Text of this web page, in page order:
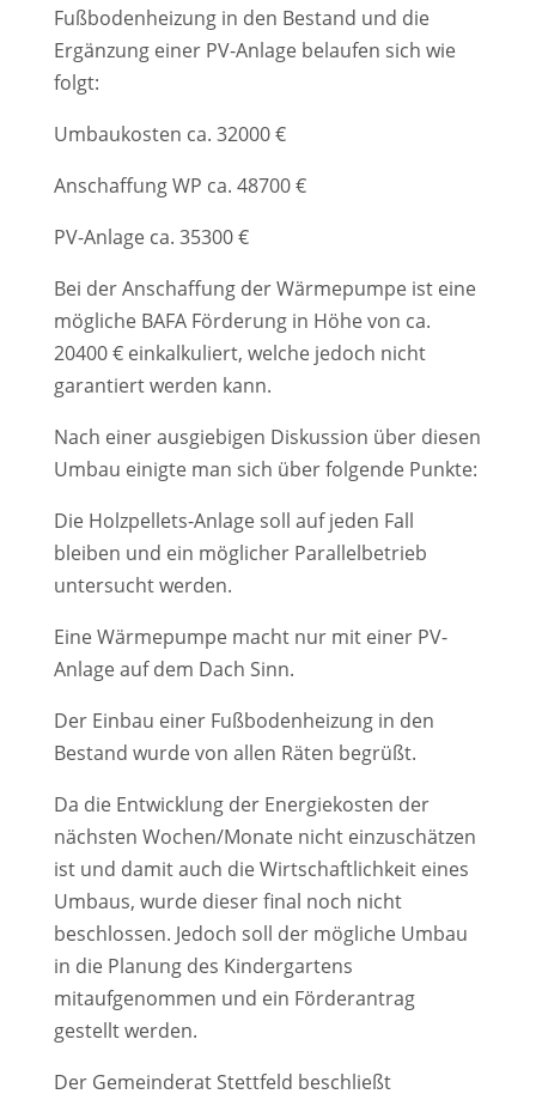
Fußbodenheizung in den Bestand und die
Ergänzung einer PV-Anlage belaufen sich wie
folgt:
Umbaukosten ca. 32000 €
Anschaffung WP ca. 48700 €
PV-Anlage ca. 35300 €
Bei der Anschaffung der Wärmepumpe ist eine
mögliche BAFA Förderung in Höhe von ca.
20400 € einkalkuliert, welche jedoch nicht
garantiert werden kann.
Nach einer ausgiebigen Diskussion über diesen
Umbau einigte man sich über folgende Punkte:
Die Holzpellets-Anlage soll auf jeden Fall
bleiben und ein möglicher Parallelbetrieb
untersucht werden.
Eine Wärmepumpe macht nur mit einer PV-
Anlage auf dem Dach Sinn.
Der Einbau einer Fußbodenheizung in den
Bestand wurde von allen Räten begrüßt.
Da die Entwicklung der Energiekosten der
nächsten Wochen/Monate nicht einzuschätzen
ist und damit auch die Wirtschaftlichkeit eines
Umbaus, wurde dieser final noch nicht
beschlossen. Jedoch soll der mögliche Umbau
in die Planung des Kindergartens
mitaufgenommen und ein Förderantrag
gestellt werden.
Der Gemeinderat Stettfeld beschließt